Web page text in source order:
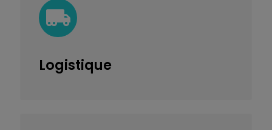
Logistique